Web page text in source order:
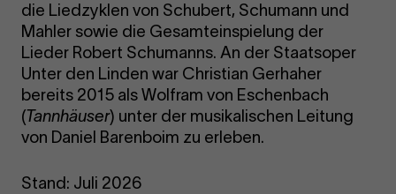
die Liedzyklen von Schubert, Schumann und
Mahler sowie die Gesamteinspielung der
Lieder Robert Schumanns. An der Staatsoper
Unter den Linden war Christian Gerhaher
bereits 2015 als Wolfram von Eschenbach
(Tannhäuser) unter der musikalischen Leitung
von Daniel Barenboim zu erleben.
Stand: Juli 2026